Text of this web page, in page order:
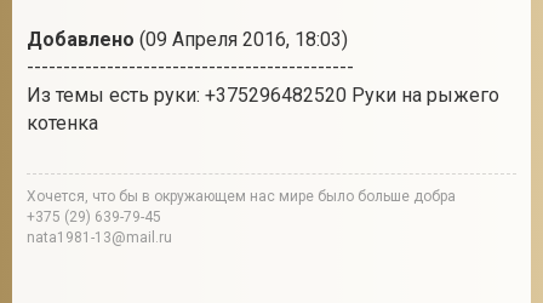
Добавлено (09 Апреля 2016, 18:03)
---------------------------------------------
Из темы есть руки: +375296482520 Руки на рыжего
котенка
Хочется, что бы в окружающем нас мире было больше добра
+375 (29) 639-79-45
nata1981-13@mail.ru